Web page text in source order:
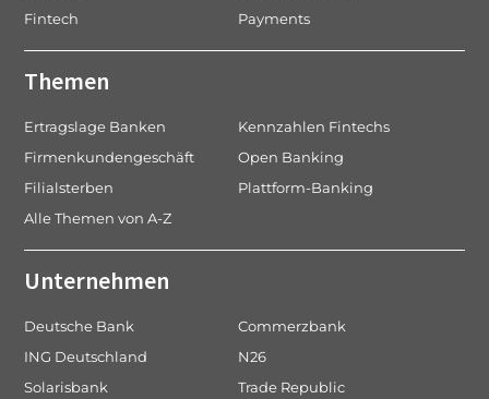
Fintech
Payments
Themen
Ertragslage Banken
Kennzahlen Fintechs
Firmenkundengeschäft
Open Banking
Filialsterben
Plattform-Banking
Alle Themen von A-Z
Unternehmen
Deutsche Bank
Commerzbank
ING Deutschland
N26
Solarisbank
Trade Republic